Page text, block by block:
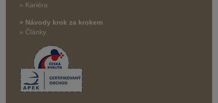
» Kariéra
» Návody krok za krokem
» Články